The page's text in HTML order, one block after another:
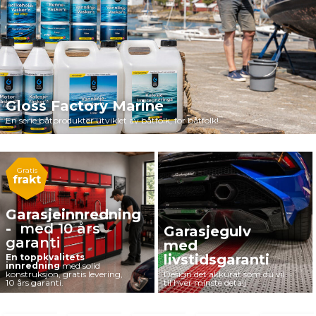
Gloss Factory Marine
En serie båtprodukter utviklet av båtfolk, for båtfolk!
Gratis
frakt
Garasjeinnredning
-med 10 års
garanti
En toppkvalitets
innredningmed solid
konstruksjon, gratis levering,
10 års garanti.
Garasjegulv
med
livstidsgaranti
Design det akkurat som du vil
til hver minste detalj